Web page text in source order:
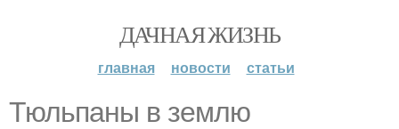
ДАЧНАЯ ЖИЗНЬ
главная новости статьи
Тюльпаны в землю